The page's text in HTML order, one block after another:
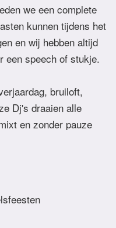
we een complete
kunnen tijdens het
en wij hebben altijd
een speech of stukje.
bruiloft,
Dj's draaien alle
en zonder pauze